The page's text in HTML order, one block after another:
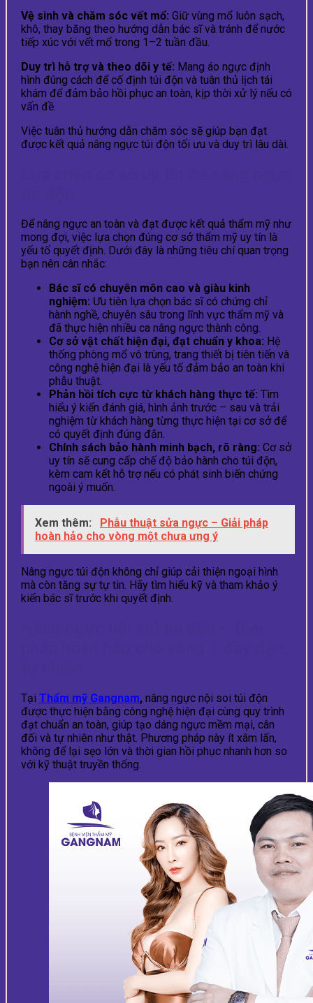
Vệ sinh và chăm sóc vết mổ: Giữ vùng mổ luôn sạch,
khô, thay băng theo hướng dẫn bác sĩ và tránh để nước
tiếp xúc với vết mổ trong 1–2 tuần đầu.
Duy trì hỗ trợ và theo dõi y tế: Mang áo ngực định
hình đúng cách để cố định túi độn và tuân thủ lịch tái
khám để đảm bảo hồi phục an toàn, kịp thời xử lý nếu có
vấn đề.
Việc tuân thủ hướng dẫn chăm sóc sẽ giúp bạn đạt
được kết quả nâng ngực túi độn tối ưu và duy trì lâu dài.
Để nâng ngực an toàn và đạt được kết quả thẩm mỹ như
mong đợi, việc lựa chọn đúng cơ sở thẩm mỹ uy tín là
yếu tố quyết định. Dưới đây là những tiêu chí quan trọng
bạn nên cân nhắc:
Bác sĩ có chuyên môn cao và giàu kinh
nghiệm: Ưu tiên lựa chọn bác sĩ có chứng chỉ
hành nghề, chuyên sâu trong lĩnh vực thẩm mỹ và
đã thực hiện nhiều ca nâng ngực thành công.
Cơ sở vật chất hiện đại, đạt chuẩn y khoa: Hệ
thống phòng mổ vô trùng, trang thiết bị tiên tiến và
công nghệ hiện đại là yếu tố đảm bảo an toàn khi
phẫu thuật.
Phản hồi tích cực từ khách hàng thực tế: Tìm
hiểu ý kiến đánh giá, hình ảnh trước – sau và trải
nghiệm từ khách hàng từng thực hiện tại cơ sở để
có quyết định đúng đắn.
Chính sách bảo hành minh bạch, rõ ràng: Cơ sở
uy tín sẽ cung cấp chế độ bảo hành cho túi độn,
kèm cam kết hỗ trợ nếu có phát sinh biến chứng
ngoài ý muốn.
Xem thêm:
Phẫu thuật sửa ngực – Giải pháp
hoàn hảo cho vòng một chưa ưng ý
Nâng ngực túi độn không chỉ giúp cải thiện ngoại hình
mà còn tăng sự tự tin. Hãy tìm hiểu kỹ và tham khảo ý
kiến bác sĩ trước khi quyết định.
Tại Thẩm mỹ Gangnam, nâng ngực nội soi túi độn
được thực hiện bằng công nghệ hiện đại cùng quy trình
đạt chuẩn an toàn, giúp tạo dáng ngực mềm mại, cân
đối và tự nhiên như thật. Phương pháp này ít xâm lấn,
không để lại sẹo lớn và thời gian hồi phục nhanh hơn so
với kỹ thuật truyền thống.